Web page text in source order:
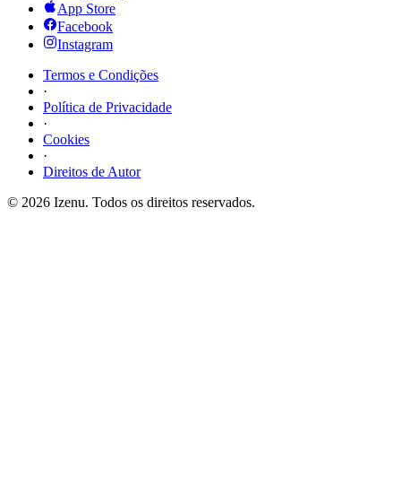
App Store
Facebook
Instagram
Termos e Condições
·
Política de Privacidade
·
Cookies
·
Direitos de Autor
© 2026 Izenu. Todos os direitos reservados.